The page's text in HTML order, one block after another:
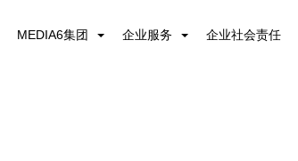
MEDIA6集团 企业服务 企业社会责任